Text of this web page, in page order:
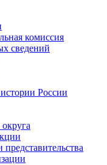
комиссия
сведений
России